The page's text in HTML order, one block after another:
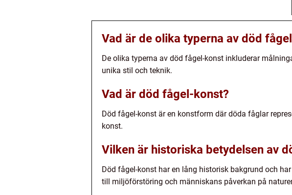
Vad är de olika typerna av död
De olika typerna av död fågel-konst inkluderar
unika stil och teknik.
Vad är död fågel-konst?
Död fågel-konst är en konstform där döda fåglar
konst.
Vilken är historiska betydelsen av
Död fågel-konst har en lång historisk bakgrund och
till miljöförstöring och människans påverkan på